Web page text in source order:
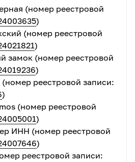
(номер реестровой
)
(номер реестровой
)
замок (номер реестровой
)
реестровой записи:
)
(номер реестровой
)
ИНН (номер реестровой
)
реестровой записи: